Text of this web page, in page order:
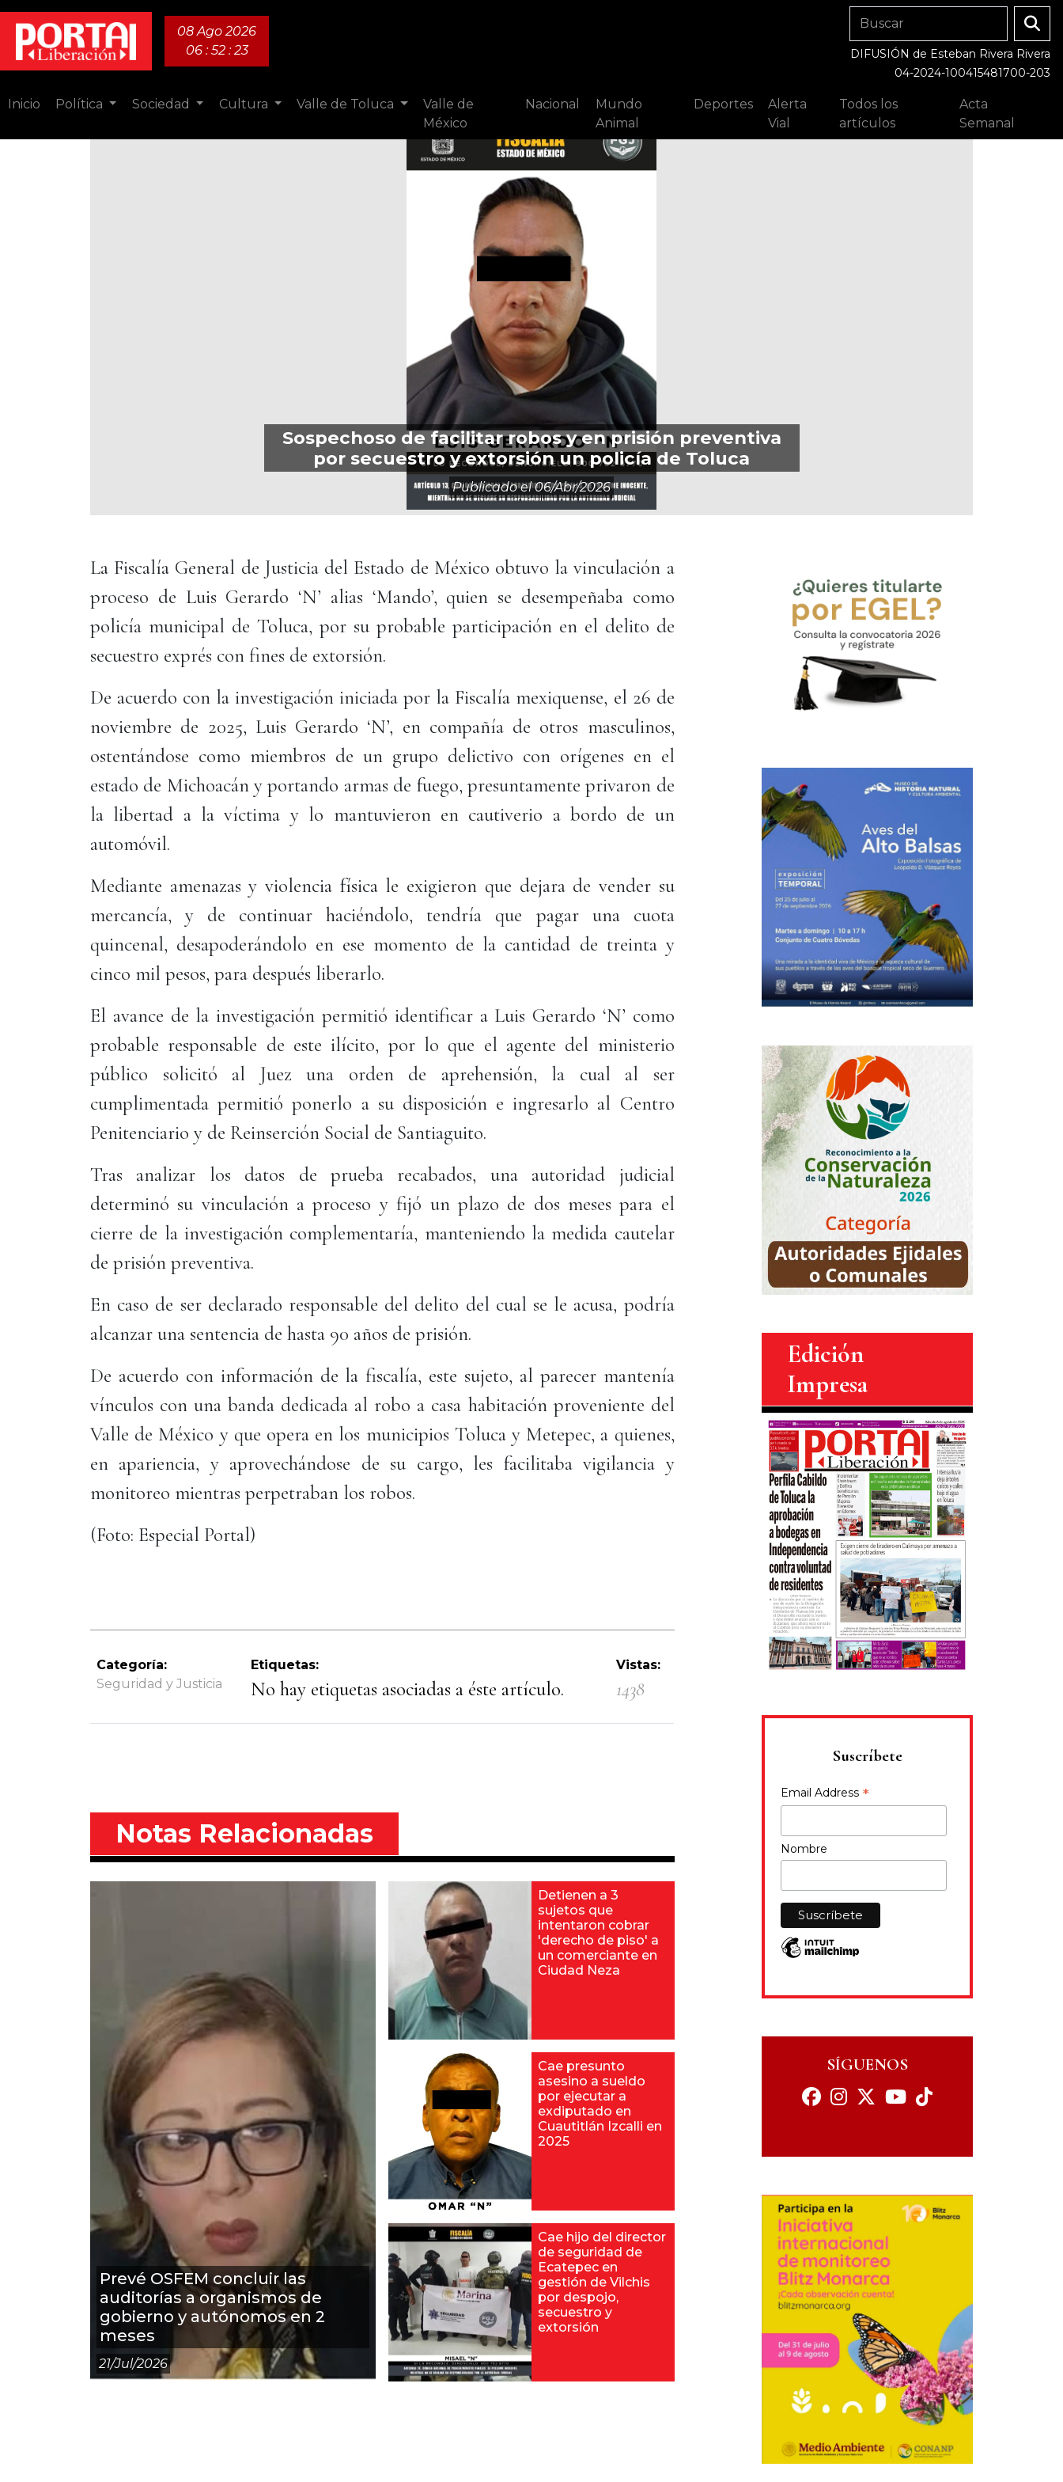
08 Ago 2026
06 : 52 : 24
DIFUSIÓN de Esteban Rivera Rivera
04-2024-100415481700-203
Inicio Política Sociedad Cultura Valle de Toluca
Valle de
México
Nacional
Mundo
Animal
Deportes
Alerta
Vial
Todos los
artículos
Acta
Semanal
Sospechoso de facilitar robos y en prisión preventiva
por secuestro y extorsión un policía de Toluca
Publicado el06/abr/2026
La Fiscalía General de Justicia del Estado de México obtuvo la vinculación a
proceso de Luis Gerardo ‘N’ alias ‘Mando’, quien se desempeñaba como
policía municipal de Toluca, por su probable participación en el delito de
secuestro exprés con fines de extorsión.
De acuerdo con la investigación iniciada por la Fiscalía mexiquense, el 26 de
noviembre de 2025, Luis Gerardo ‘N’, en compañía de otros masculinos,
ostentándose como miembros de un grupo delictivo con orígenes en el
estado de Michoacán y portando armas de fuego, presuntamente privaron de
la libertad a la víctima y lo mantuvieron en cautiverio a bordo de un
automóvil.
Mediante amenazas y violencia física le exigieron que dejara de vender su
mercancía, y de continuar haciéndolo, tendría que pagar una cuota
quincenal, desapoderándolo en ese momento de la cantidad de treinta y
cinco mil pesos, para después liberarlo.
El avance de la investigación permitió identificar a Luis Gerardo ‘N’ como
probable responsable de este ilícito, por lo que el agente del ministerio
público solicitó al Juez una orden de aprehensión, la cual al ser
cumplimentada permitió ponerlo a su disposición e ingresarlo al Centro
Penitenciario y de Reinserción Social de Santiaguito.
Tras analizar los datos de prueba recabados, una autoridad judicial
determinó su vinculación a proceso y fijó un plazo de dos meses para el
cierre de la investigación complementaría, manteniendo la medida cautelar
de prisión preventiva.
En caso de ser declarado responsable del delito del cual se le acusa, podría
alcanzar una sentencia de hasta 90 años de prisión.
De acuerdo con información de la fiscalía, este sujeto, al parecer mantenía
vínculos con una banda dedicada al robo a casa habitación proveniente del
Valle de México y que opera en los municipios Toluca y Metepec, a quienes,
en apariencia, y aprovechándose de su cargo, les facilitaba vigilancia y
monitoreo mientras perpetraban los robos.
(Foto: Especial Portal)
Categoría:
Seguridad y Justicia
Etiquetas:
No hay etiquetas asociadas a éste artículo.
Vistas:
1438
Notas Relacionadas
Prevé OSFEM concluir las
auditorías a organismos de
gobierno y autónomos en 2
meses
21/jul/2026
Detienen a 3
sujetos que
intentaron cobrar
'derecho de piso' a
un comerciante en
Ciudad Neza
Cae presunto
asesino a sueldo
por ejecutar a
exdiputado en
Cuautitlán Izcalli en
2025
Cae hijo del director
de seguridad de
Ecatepec en
gestión de Vilchis
por despojo,
secuestro y
extorsión
Edición
Impresa
Suscríbete
Email Address *
Nombre
SÍGUENOS